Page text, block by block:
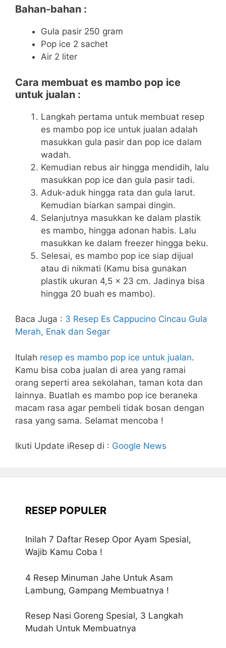
Bahan-bahan :
Gula pasir 250 gram
Pop ice 2 sachet
Air 2 liter
Cara membuat es mambo pop ice
untuk jualan :
Langkah pertama untuk membuat resep
es mambo pop ice untuk jualan adalah
masukkan gula pasir dan pop ice dalam
wadah.
Kemudian rebus air hingga mendidih, lalu
masukkan pop ice dan gula pasir tadi.
Aduk-aduk hingga rata dan gula larut.
Kemudian biarkan sampai dingin.
Selanjutnya masukkan ke dalam plastik
es mambo, hingga adonan habis. Lalu
masukkan ke dalam freezer hingga beku.
Selesai, es mambo pop ice siap dijual
atau di nikmati (Kamu bisa gunakan
plastik ukuran 4,5 x 23 cm. Jadinya bisa
hingga 20 buah es mambo).
Baca Juga : 3 Resep Es Cappucino Cincau Gula
Merah, Enak dan Segar
Itulah resep es mambo pop ice untuk jualan.
Kamu bisa coba jualan di area yang ramai
orang seperti area sekolahan, taman kota dan
lainnya. Buatlah es mambo pop ice beraneka
macam rasa agar pembeli tidak bosan dengan
rasa yang sama. Selamat mencoba !
Ikuti Update iResep di : Google News
RESEP POPULER
Inilah 7 Daftar Resep Opor Ayam Spesial,
Wajib Kamu Coba !
4 Resep Minuman Jahe Untuk Asam
Lambung, Gampang Membuatnya !
Resep Nasi Goreng Spesial, 3 Langkah
Mudah Untuk Membuatnya